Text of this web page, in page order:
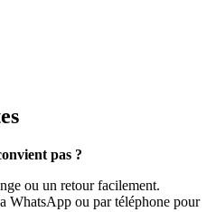
pas ?
ou un retour facilement.
WhatsApp ou par téléphone pour